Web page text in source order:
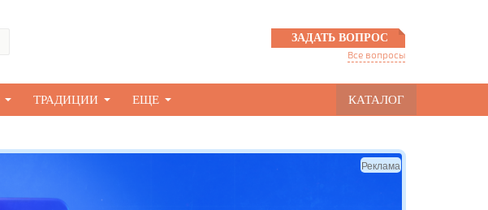
ЗАДАТЬ ВОПРОС
Все вопросы
ТРАДИЦИИ КАТАЛОГ
ЕЩЕ
Реклама